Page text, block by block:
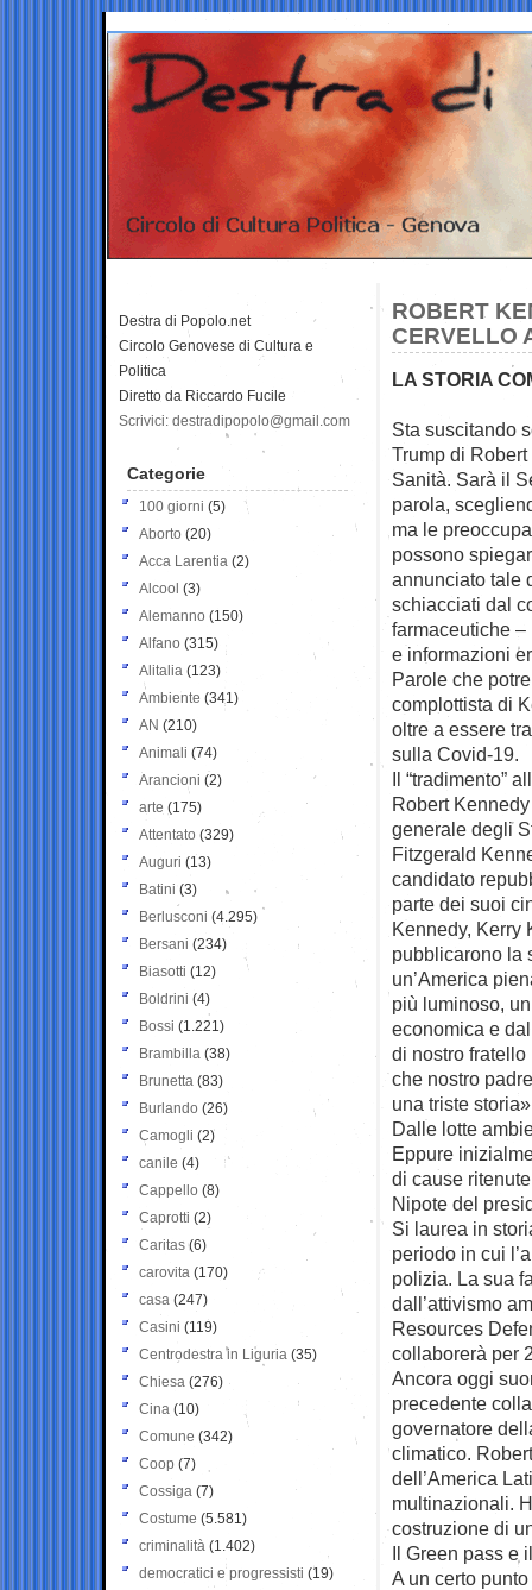
ROBERT
CERVELLO
LA STORIA
Sta suscitando
Trump di Robert
Sanità. Sarà il
parola,
ma le
possono
annunciato tale
schiacciati dal
farmaceutiche
e informazioni
Parole che
complottista di
oltre a essere
sulla Covid-19.
Il “tradimento”
Robert
generale degli
Fitzgerald
candidato
parte dei suoi
Kennedy, Kerry
pubblicarono la
un’America
più luminoso,
economica e
di nostro
che nostro
una triste storia»
Dalle lotte
Eppure
di cause
Nipote del
Si laurea in
periodo in cui
polizia. La sua
dall’attivismo
Resources
collaborerà per
Ancora oggi
precedente
governatore
climatico.
dell’America
multinazionali.
costruzione di
Il Green pass e
A un certo
Destra di Popolo.net
Circolo Genovese di Cultura e
Politica
Diretto da Riccardo Fucile
Scrivici: destradipopolo@gmail.com
Categorie
100 giorni (5)
Aborto (20)
Acca Larentia (2)
Alcool (3)
Alemanno (150)
Alfano (315)
Alitalia (123)
Ambiente (341)
AN (210)
Animali (74)
Arancioni (2)
arte (175)
Attentato (329)
Auguri (13)
Batini (3)
Berlusconi (4.295)
Bersani (234)
Biasotti (12)
Boldrini (4)
Bossi (1.221)
Brambilla (38)
Brunetta (83)
Burlando (26)
Camogli (2)
canile (4)
Cappello (8)
Caprotti (2)
Caritas (6)
carovita (170)
casa (247)
Casini (119)
Centrodestra in Liguria (35)
Chiesa (276)
Cina (10)
Comune (342)
Coop (7)
Cossiga (7)
Costume (5.581)
criminalità (1.402)
democratici e progressisti (19)